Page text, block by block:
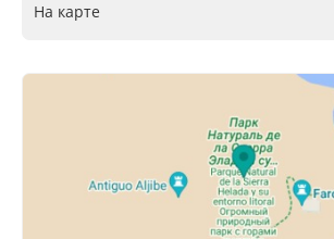
На карте